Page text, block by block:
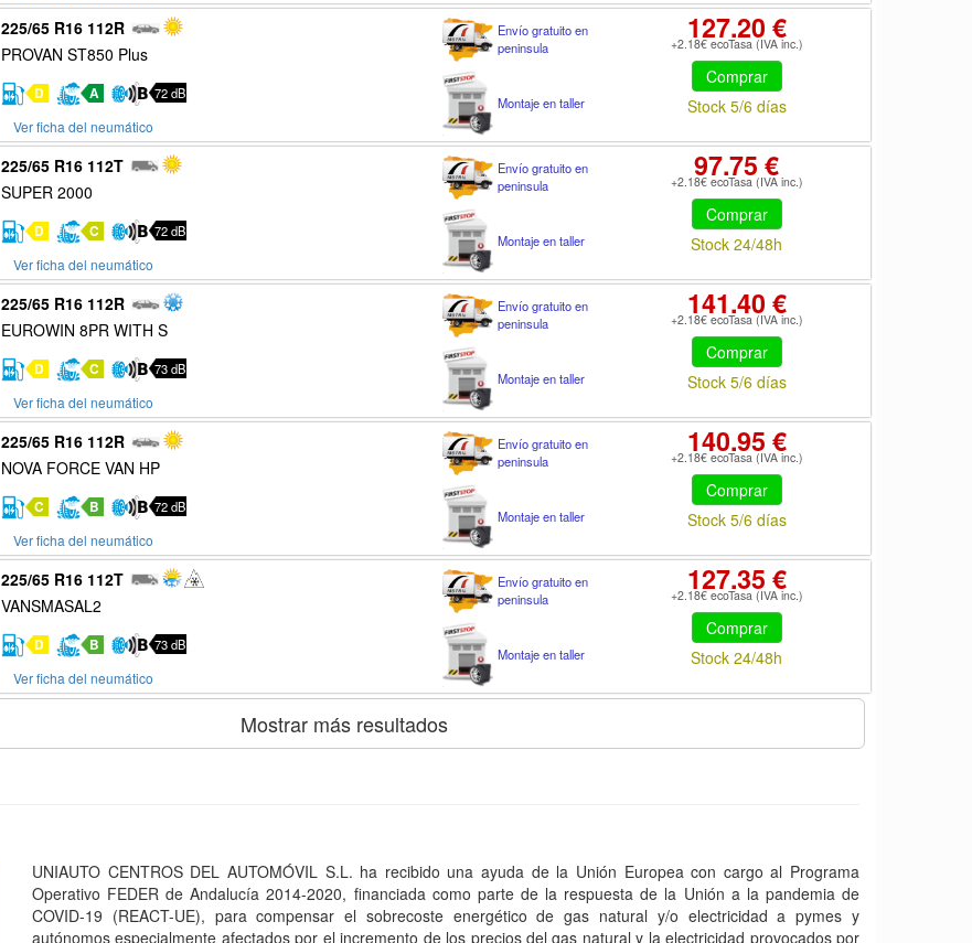
225/65 R16 112R
PROVAN ST850 Plus
D A 72 dB
Ver ficha del neumático
Envío gratuito en
peninsula
Montaje en taller
127.20 €
+2.18€ ecoTasa (IVA inc.)
Comprar
Stock 5/6 días
225/65 R16 112T
SUPER 2000
D C 72 dB
Ver ficha del neumático
Envío gratuito en
peninsula
Montaje en taller
97.75 €
+2.18€ ecoTasa (IVA inc.)
Comprar
Stock 24/48h
225/65 R16 112R
EUROWIN 8PR WITH S
D C 73 dB
Ver ficha del neumático
Envío gratuito en
peninsula
Montaje en taller
141.40 €
+2.18€ ecoTasa (IVA inc.)
Comprar
Stock 5/6 días
225/65 R16 112R
NOVA FORCE VAN HP
C B 72 dB
Ver ficha del neumático
Envío gratuito en
peninsula
Montaje en taller
140.95 €
+2.18€ ecoTasa (IVA inc.)
Comprar
Stock 5/6 días
225/65 R16 112T
VANSMASAL2
D B 73 dB
Ver ficha del neumático
Envío gratuito en
peninsula
Montaje en taller
127.35 €
+2.18€ ecoTasa (IVA inc.)
Comprar
Stock 24/48h
Mostrar más resultados
UNIAUTO CENTROS DEL AUTOMÓVIL S.L. ha recibido una ayuda de la Unión Europea con cargo al Programa
Operativo FEDER de Andalucía 2014-2020, financiada como parte de la respuesta de la Unión a la pandemia de
COVID-19 (REACT-UE), para compensar el sobrecoste energético de gas natural y/o electricidad a pymes y
autónomos especialmente afectados por el incremento de los precios del gas natural y la electricidad provocados por